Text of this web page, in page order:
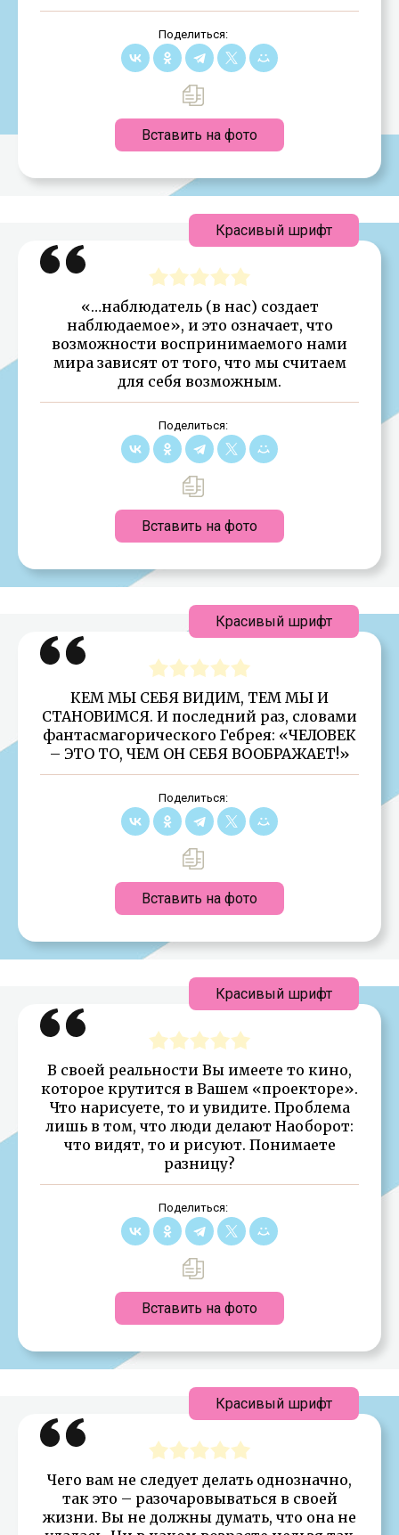
Поделиться:
Вставить на фото
«…наблюдатель (в нас) создает
наблюдаемое», и это означает, что
возможности воспринимаемого нами
мира зависят от того, что мы считаем
для себя возможным.
Поделиться:
Вставить на фото
Красивый шрифт
КЕМ МЫ СЕБЯ ВИДИМ, ТЕМ МЫ И
СТАНОВИМСЯ. И последний раз, словами
фантасмагорического Гебрея: «ЧЕЛОВЕК
– ЭТО ТО, ЧЕМ ОН СЕБЯ ВООБРАЖАЕТ!»
Поделиться:
Вставить на фото
Красивый шрифт
В своей реальности Вы имеете то кино,
которое крутится в Вашем «проекторе».
Что нарисуете, то и увидите. Проблема
лишь в том, что люди делают Наоборот:
что видят, то и рисуют. Понимаете
разницу?
Поделиться:
Вставить на фото
Красивый шрифт
Чего вам не следует делать однозначно,
так это – разочаровываться в своей
жизни. Вы не должны думать, что она не
Красивый шрифт